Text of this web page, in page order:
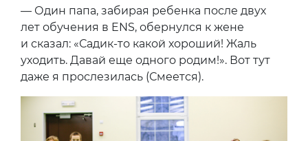
— Один папа, забирая ребенка после двух
лет обучения в ENS, обернулся к жене
и сказал: «Садик-то какой хороший! Жаль
уходить. Давай еще одного родим!». Вот тут
даже я прослезилась (Смеется).